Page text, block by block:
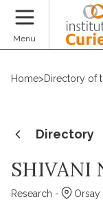
Menu
Home>Directory of
Directory
SHIVANI
Research - Orsay